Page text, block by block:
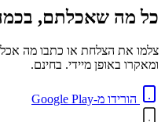
כל מה שאכלתם,
ומאקרו באופן מיידי. בחינם.
הורידו מ-Google Play